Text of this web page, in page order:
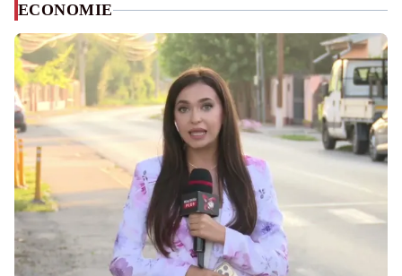
ECONOMIE